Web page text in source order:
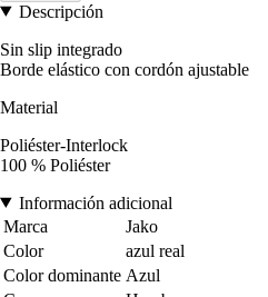
Descripción
Sin slip integrado
Borde elástico con cordón ajustable
Material
Poliéster-Interlock
100 % Poliéster
Información adicional
Marca
Jako
Color
azul real
Color dominante Azul